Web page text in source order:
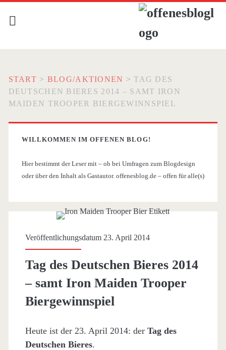
START > BLOG/AKTIONEN >TAG DES
DEUTSCHEN BIERES 2014 – SAMT IRON
MAIDEN TROOPER BIERGEWINNSPIEL
WILLKOMMEN IM OFFENEN BLOG!
Hier bestimmt der Leser mit – ob bei Umfragen zum Blogdesign
oder über den Inhalt als Gastautor. offenesblog.de – offen für alle(s)
Veröffentlichungsdatum 23. April 2014
Tag des Deutschen Bieres 2014
– samt Iron Maiden Trooper
Biergewinnspiel
Heute ist der 23. April 2014: der Tag des
Deutschen Bieres.